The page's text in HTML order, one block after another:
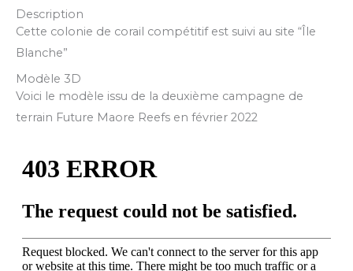
Description
Cette colonie de corail compétitif est suivi au site “Île
Blanche”
Modèle 3D
Voici le modèle issu de la deuxième campagne de
terrain Future Maore Reefs en février 2022